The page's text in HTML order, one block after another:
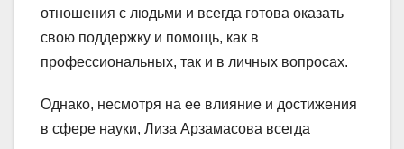
отношения с людьми и всегда готова оказать
свою поддержку и помощь, как в
профессиональных, так и в личных вопросах.
Однако, несмотря на ее влияние и достижения
в сфере науки, Лиза Арзамасова всегда